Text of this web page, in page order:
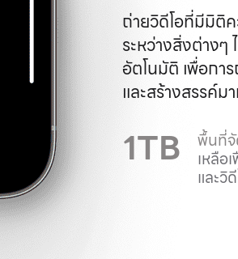
ถ่ายวิดีโอที่มีมิติ
ระหว่างสิ่งต่างๆ
อัตโนมัติ เพื่อกา
และสร้างสรรค์ม
1TB พื้นที่จั
เหลือ
และวิ